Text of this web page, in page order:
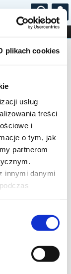
plikach cookies
usług
treści
i
o tym, jak
partnerom
innymi danymi
...
UP
kasie.